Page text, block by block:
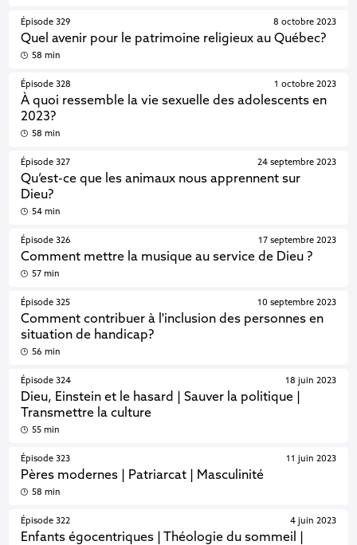
Épisode 329
Quel avenir pour le patrimoine religieux au Québec?
8 octobre 2023
58 min
Épisode 328
À quoi ressemble la vie sexuelle des adolescents en
2023?
1 octobre 2023
58 min
Épisode 327
Qu’est-ce que les animaux nous apprennent sur
Dieu?
24 septembre 2023
54 min
Épisode 326
Comment mettre la musique au service de Dieu ?
17 septembre 2023
57 min
Épisode 325
Comment contribuer à l'inclusion des personnes en
situation de handicap?
10 septembre 2023
56 min
Épisode 324
Dieu, Einstein et le hasard | Sauver la politique |
Transmettre la culture
18 juin 2023
55 min
Épisode 323
Pères modernes | Patriarcat | Masculinité
11 juin 2023
58 min
Épisode 322
Enfants égocentriques | Théologie du sommeil |
4 juin 2023